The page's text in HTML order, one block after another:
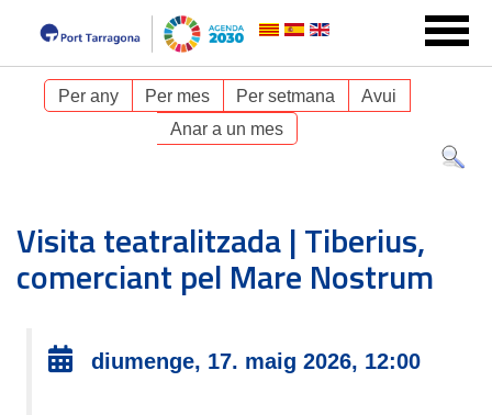
Per any Per mes Per setmana
Avui
Anar a un mes
Visita teatralitzada | Tiberius,
comerciant pel Mare Nostrum
diumenge, 17. maig 2026, 12:00